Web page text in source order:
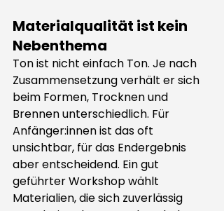
Materialqualität ist kein
Nebenthema
Ton ist nicht einfach Ton. Je nach
Zusammensetzung verhält er sich
beim Formen, Trocknen und
Brennen unterschiedlich. Für
Anfänger:innen ist das oft
unsichtbar, für das Endergebnis
aber entscheidend. Ein gut
geführter Workshop wählt
Materialien, die sich zuverlässig